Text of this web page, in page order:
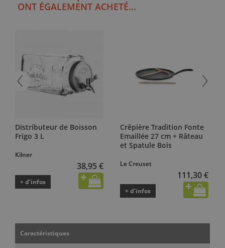
ONT ÉGALEMENT ACHETÉ...
Distributeur de Boisson
Frigo 3 L
Kilner
38,95 €
+ d’infos
Crêpière Tradition Fonte
Emaillée 27 cm + Râteau
et Spatule Bois
Le Creuset
111,30 €
+ d’infos
Caractéristiques